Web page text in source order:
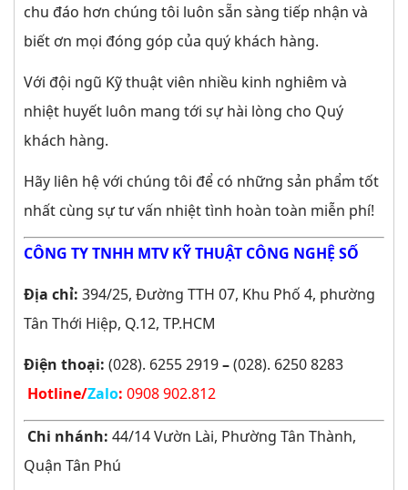
chu đáo hơn chúng tôi luôn sẵn sàng tiếp nhận và
biết ơn mọi đóng góp của quý khách hàng.
Với đội ngũ Kỹ thuật viên nhiều kinh nghiêm và
nhiệt huyết luôn mang tới sự hài lòng cho Quý
khách hàng.
Hãy liên hệ với chúng tôi để có những sản phẩm tốt
nhất cùng sự tư vấn nhiệt tình hoàn toàn miễn phí!
CÔNG TY TNHH MTV KỸ THUẬT CÔNG NGHỆ SỐ
Địa chỉ: 394/25, Đường TTH 07, Khu Phố 4, phường
Tân Thới Hiệp, Q.12, TP.HCM
Điện thoại: (028). 6255 2919–(028). 6250 8283
Hotline/Zalo: 0908 902.812
Chi nhánh: 44/14 Vườn Lài, Phường Tân Thành,
Quận Tân Phú